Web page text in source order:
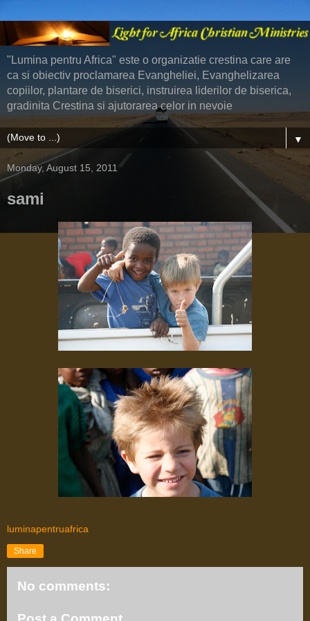
"Lumina pentru Africa" este o organizatie crestina care are
ca si obiectiv proclamarea Evangheliei, Evanghelizarea
copiilor, plantare de biserici, instruirea liderilor de biserica,
gradinita Crestina si ajutorarea celor in nevoie
▼
Monday, August 15, 2011
sami
luminapentruafrica
Share
No comments: